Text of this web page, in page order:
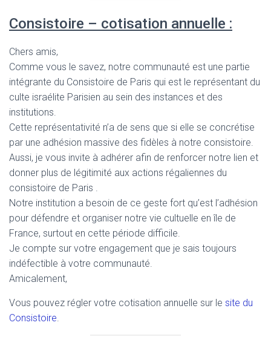
Consistoire – cotisation annuelle :
Chers amis,
Comme vous le savez, notre communauté est une partie
intégrante du Consistoire de Paris qui est le représentant du
culte israélite Parisien au sein des instances et des
institutions.
Cette représentativité n’a de sens que si elle se concrétise
par une adhésion massive des fidèles à notre consistoire.
Aussi, je vous invite à adhérer afin de renforcer notre lien et
donner plus de légitimité aux actions régaliennes du
consistoire de Paris .
Notre institution a besoin de ce geste fort qu’est l’adhésion
pour défendre et organiser notre vie cultuelle en île de
France, surtout en cette période difficile.
Je compte sur votre engagement que je sais toujours
indéfectible à votre communauté.
Amicalement,
Vous pouvez régler votre cotisation annuelle sur le site du
Consistoire.